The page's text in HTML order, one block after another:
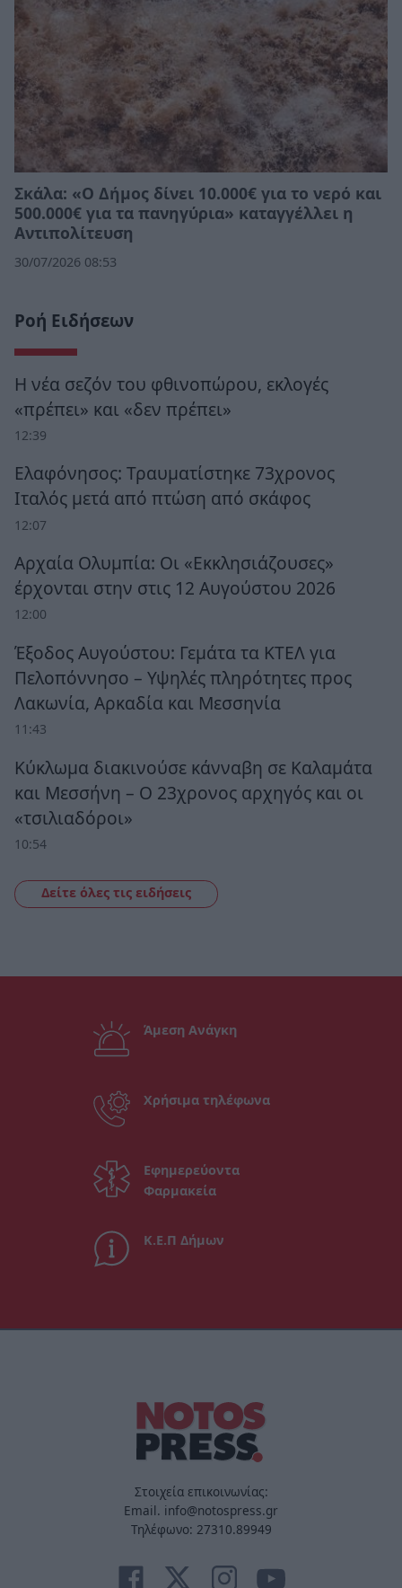
Σκάλα: «Ο Δήμος δίνει 10.000€ για το νερό και
500.000€ για τα πανηγύρια» καταγγέλλει η
Αντιπολίτευση
30/07/2026 08:53
Ροή Ειδήσεων
Η νέα σεζόν του φθινοπώρου, εκλογές
«πρέπει» και «δεν πρέπει»
12:39
Ελαφόνησος: Τραυματίστηκε 73χρονος
Ιταλός μετά από πτώση από σκάφος
12:07
Αρχαία Ολυμπία: Οι «Εκκλησιάζουσες»
έρχονται στην στις 12 Αυγούστου 2026
12:00
Έξοδος Αυγούστου: Γεμάτα τα ΚΤΕΛ για
Πελοπόννησο – Υψηλές πληρότητες προς
Λακωνία, Αρκαδία και Μεσσηνία
11:43
Κύκλωμα διακινούσε κάνναβη σε Καλαμάτα
και Μεσσήνη – Ο 23χρονος αρχηγός και οι
«τσιλιαδόροι»
10:54
Δείτε όλες τις ειδήσεις
Άμεση Ανάγκη
Χρήσιμα τηλέφωνα
Εφημερεύοντα
Φαρμακεία
Κ.Ε.Π Δήμων
Στοιχεία επικοινωνίας:
Email. info@notospress.gr
Τηλέφωνο: 27310.89949